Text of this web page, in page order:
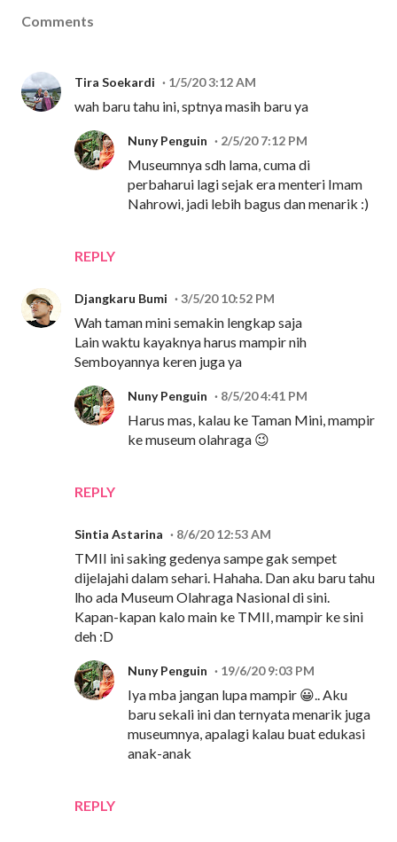
Comments
Tira Soekardi 1/5/20 3:12 AM
wah baru tahu ini, sptnya masih baru ya
REPLY
Nuny Penguin 2/5/20 7:12 PM
Museumnya sdh lama, cuma di
perbaharui lagi sejak era menteri Imam
Nahrowi, jadi lebih bagus dan menarik :)
Djangkaru Bumi 3/5/20 10:52 PM
Wah taman mini semakin lengkap saja
Lain waktu kayaknya harus mampir nih
Semboyannya keren juga ya
REPLY
Nuny Penguin 8/5/20 4:41 PM
Harus mas, kalau ke Taman Mini, mampir
ke museum olahraga 😉
Sintia Astarina 8/6/20 12:53 AM
TMII ini saking gedenya sampe gak sempet
dijelajahi dalam sehari. Hahaha. Dan aku baru tahu
lho ada Museum Olahraga Nasional di sini.
Kapan-kapan kalo main ke TMII, mampir ke sini
deh :D
REPLY
Nuny Penguin 19/6/20 9:03 PM
Iya mba jangan lupa mampir 😀.. Aku
baru sekali ini dan ternyata menarik juga
museumnya, apalagi kalau buat edukasi
anak-anak